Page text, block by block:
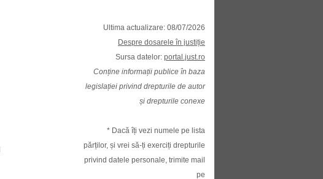
Ultima actualizare: 08/07/2026
Despre dosarele în justiție
Sursa datelor: portal.just.ro
Conține informații publice în baza
legislației privind drepturile de autor
și drepturile conexe
* Dacă îți vezi numele pe lista
părților, și vrei să-ți exerciți drepturile
privind datele personale, trimite mail
pe